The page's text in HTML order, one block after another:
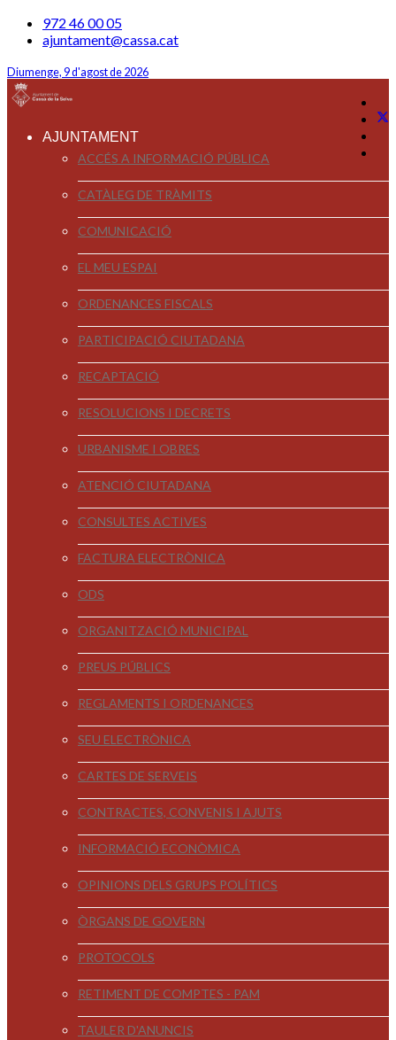
972 46 00 05
ajuntament@cassa.cat
Diumenge, 9 d'agost de 2026
AJUNTAMENT
ACCÉS A INFORMACIÓ PÚBLICA
CATÀLEG DE TRÀMITS
COMUNICACIÓ
EL MEU ESPAI
ORDENANCES FISCALS
PARTICIPACIÓ CIUTADANA
RECAPTACIÓ
RESOLUCIONS I DECRETS
URBANISME I OBRES
ATENCIÓ CIUTADANA
CONSULTES ACTIVES
FACTURA ELECTRÒNICA
ODS
ORGANITZACIÓ MUNICIPAL
PREUS PÚBLICS
REGLAMENTS I ORDENANCES
SEU ELECTRÒNICA
CARTES DE SERVEIS
CONTRACTES, CONVENIS I AJUTS
INFORMACIÓ ECONÒMICA
OPINIONS DELS GRUPS POLÍTICS
ÒRGANS DE GOVERN
PROTOCOLS
RETIMENT DE COMPTES - PAM
TAULER D'ANUNCIS